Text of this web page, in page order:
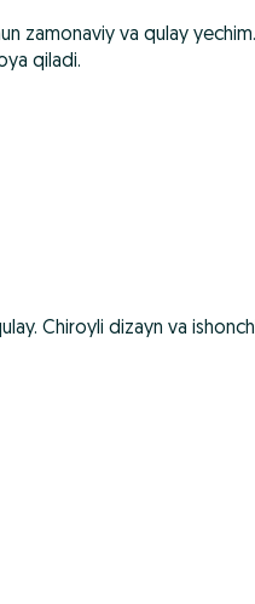
zamonaviy va qulay
qiladi.
Chiroyli dizayn va